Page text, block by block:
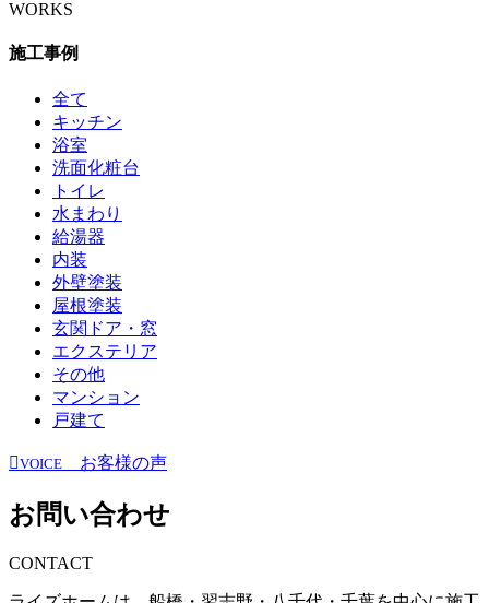
WORKS
施工事例
全て
キッチン
浴室
洗面化粧台
トイレ
水まわり
給湯器
内装
外壁塗装
屋根塗装
玄関ドア・窓
エクステリア
その他
マンション
戸建て
VOICE お客様の声
お問い合わせ
CONTACT